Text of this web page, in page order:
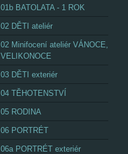
01b BATOLATA - 1 ROK
02 DĚTI ateliér
02 Minifocení ateliér VÁNOCE,
VELIKONOCE
03 DĚTI exteriér
04 TĚHOTENSTVÍ
05 RODINA
06 PORTRÉT
06a PORTRÉT exteriér